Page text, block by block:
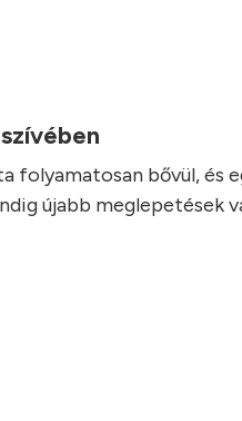
folyamatosan bővül, és
újabb meglepetések